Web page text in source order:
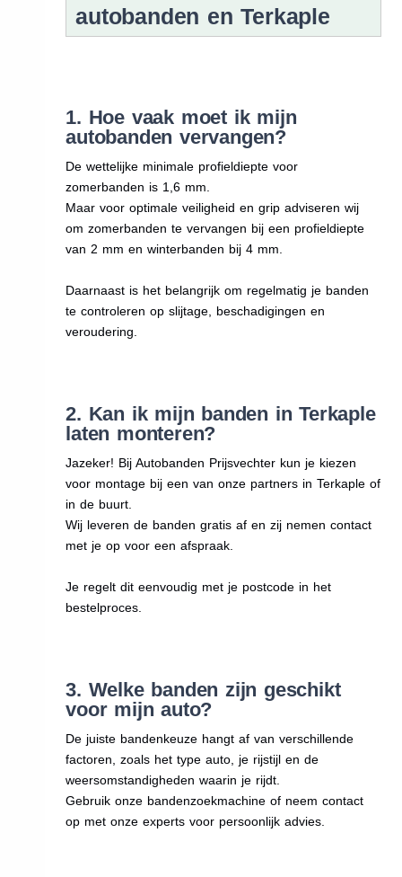
autobanden en Terkaple
1. Hoe vaak moet ik mijn
autobanden vervangen?
De wettelijke minimale profieldiepte voor
zomerbanden is 1,6 mm.
Maar voor optimale veiligheid en grip adviseren wij
om zomerbanden te vervangen bij een profieldiepte
van 2 mm en winterbanden bij 4 mm.
Daarnaast is het belangrijk om regelmatig je banden
te controleren op slijtage, beschadigingen en
veroudering.
2. Kan ik mijn banden in Terkaple
laten monteren?
Jazeker! Bij Autobanden Prijsvechter kun je kiezen
voor montage bij een van onze partners in Terkaple of
in de buurt.
Wij leveren de banden gratis af en zij nemen contact
met je op voor een afspraak.
Je regelt dit eenvoudig met je postcode in het
bestelproces.
3. Welke banden zijn geschikt
voor mijn auto?
De juiste bandenkeuze hangt af van verschillende
factoren, zoals het type auto, je rijstijl en de
weersomstandigheden waarin je rijdt.
Gebruik onze bandenzoekmachine of neem contact
op met onze experts voor persoonlijk advies.